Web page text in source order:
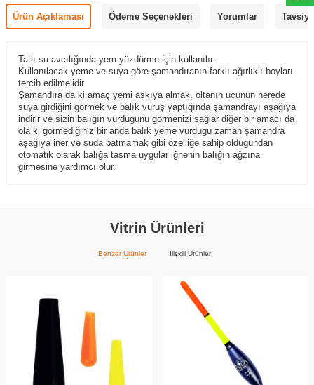
Ürün Açıklaması Ödeme Seçenekleri Yorumlar
Tatlı su avcılığında yem yüzdürme için kullanılır.
Kullanılacak yeme ve suya göre şamandıranın farklı ağırlıklı boyları
tercih edilmelidir
Şamandıra da ki amaç yemi askıya almak, oltanın ucunun nerede
suya girdiğini görmek ve balık vuruş yaptığında şamandrayı aşağıya
indirir ve sizin balığın vurdugunu görmenizi sağlar diğer bir amacı da
ola ki görmediğiniz bir anda balık yeme vurdugu zaman şamandra
aşağıya iner ve suda batmamak gibi özelliğe sahip oldugundan
otomatik olarak balığa tasma uygular iğnenin balığın ağzına
girmesine yardımcı olur.
Vitrin Ürünleri
Benzer Ürünler İlişkili Ürünler